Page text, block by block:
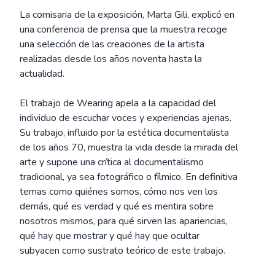
La comisaria de la exposición, Marta Gili, explicó en
una conferencia de prensa que la muestra recoge
una selección de las creaciones de la artista
realizadas desde los años noventa hasta la
actualidad.
El trabajo de Wearing apela a la capacidad del
individuo de escuchar voces y experiencias ajenas.
Su trabajo, influido por la estética documentalista
de los años 70, muestra la vida desde la mirada del
arte y supone una crítica al documentalismo
tradicional, ya sea fotográfico o fílmico. En definitiva
temas como quiénes somos, cómo nos ven los
demás, qué es verdad y qué es mentira sobre
nosotros mismos, para qué sirven las apariencias,
qué hay que mostrar y qué hay que ocultar
subyacen como sustrato teórico de este trabajo.